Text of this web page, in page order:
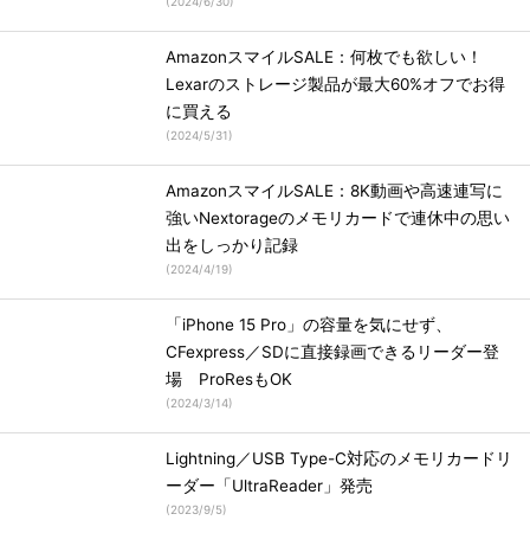
AmazonスマイルSALE：何枚でも欲しい！
Lexarのストレージ製品が最大60%オフでお得
に買える
(2024/5/31)
AmazonスマイルSALE：8K動画や高速連写に
強いNextorageのメモリカードで連休中の思い
出をしっかり記録
(2024/4/19)
「iPhone 15 Pro」の容量を気にせず、
CFexpress／SDに直接録画できるリーダー登
場 ProResもOK
(2024/3/14)
Lightning／USB Type-C対応のメモリカードリ
ーダー「UltraReader」発売
(2023/9/5)